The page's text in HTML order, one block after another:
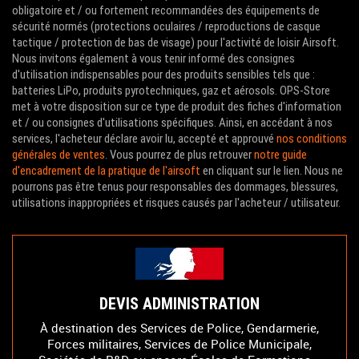
obligatoire et / ou fortement recommandées des équipements de
sécurité normés (protections oculaires / reproductions de casque
tactique / protection de bas de visage) pour l'activité de loisir Airsoft.
Nous invitons également à vous tenir informé des consignes
d'utilisation indispensables pour des produits sensibles tels que :
batteries LiPo, produits pyrotechniques, gaz et aérosols. OPS-Store
met à votre disposition sur ce type de produit des fiches d'information
et / ou consignes d'utilisations spécifiques. Ainsi, en accédant à nos
services, l'acheteur déclare avoir lu, accepté et approuvé nos conditions
générales de ventes. Vous pourrez de plus retrouvernotre guide
d'encadrement de la pratique de l'airsoft en cliquant sur le lien. Nous ne
pourrons pas être tenus pour responsables des dommages, blessures,
utilisations inappropriées et risques causés par l'acheteur / utilisateur.
DEVIS ADMINISTRATION
À destination des Services de Police, Gendarmerie,
Forces militaires, Services de Police Municipale,